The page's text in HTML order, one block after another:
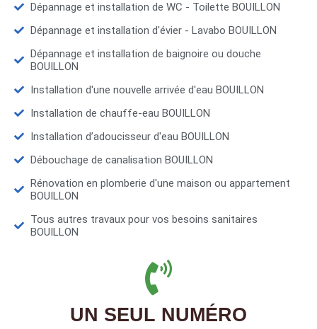
Dépannage et installation de WC - Toilette BOUILLON
Dépannage et installation d'évier - Lavabo BOUILLON
Dépannage et installation de baignoire ou douche
BOUILLON
Installation d'une nouvelle arrivée d'eau BOUILLON
Installation de chauffe-eau BOUILLON
Installation d’adoucisseur d'eau BOUILLON
Débouchage de canalisation BOUILLON
Rénovation en plomberie d'une maison ou appartement
BOUILLON
Tous autres travaux pour vos besoins sanitaires
BOUILLON
UN SEUL NUMÉRO